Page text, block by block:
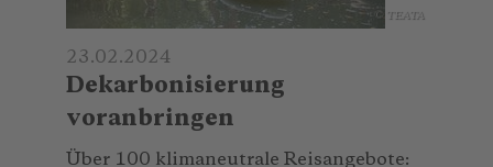
© TEATA
23.02.2024
Dekarbonisierung
voranbringen
Über 100 klimaneutrale Reisangebote: